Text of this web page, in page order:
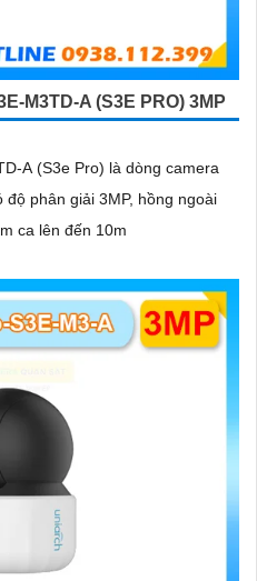
M3TD-A (S3E PRO) 3MP
A (S3e Pro) là dòng camera
phân giải 3MP, hồng ngoài
ca lên đến 10m